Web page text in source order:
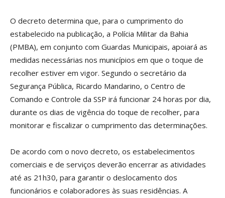
O decreto determina que, para o cumprimento do
estabelecido na publicação, a Polícia Militar da Bahia
(PMBA), em conjunto com Guardas Municipais, apoiará as
medidas necessárias nos municípios em que o toque de
recolher estiver em vigor. Segundo o secretário da
Segurança Pública, Ricardo Mandarino, o Centro de
Comando e Controle da SSP irá funcionar 24 horas por dia,
durante os dias de vigência do toque de recolher, para
monitorar e fiscalizar o cumprimento das determinações.
De acordo com o novo decreto, os estabelecimentos
comerciais e de serviços deverão encerrar as atividades
até as 21h30, para garantir o deslocamento dos
funcionários e colaboradores às suas residências. A